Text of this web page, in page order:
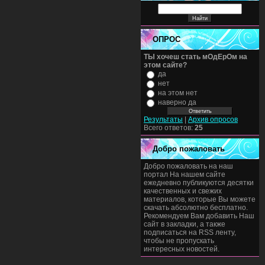
ОПРОС
ТЫ хочеш стать мОдЕрОм на
этом сайте?
да
нет
на этом нет
наверно да
Результаты
Архив опросов
Всего ответов: 25
Добро пожаловать
Добро пожаловать на наш
портал На нашем сайте
ежедневно публикуются десятки
качественных и свежих
материалов, которые Вы можете
скачать абсолютно бесплатно.
Рекомендуем Вам добавить Наш
сайт в закладки, а также
подписаться на RSS ленту,
чтобы не пропускать
интересных новостей.